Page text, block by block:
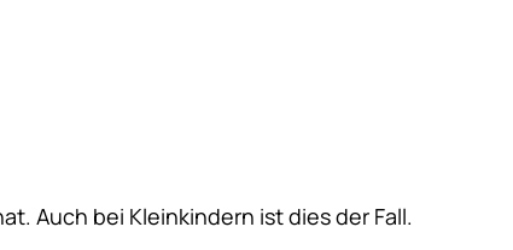
Auch bei Kleinkindern ist dies der Fall.